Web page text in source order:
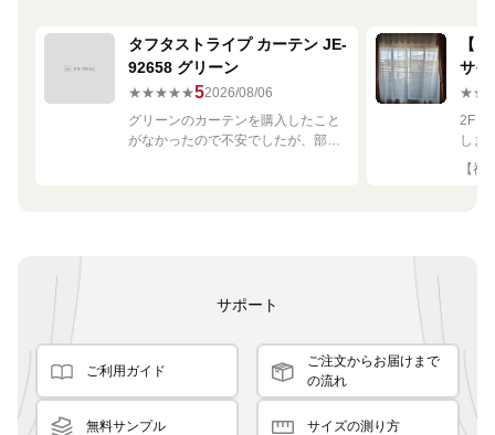
タフタストライプ カーテン JE-
92658 グリーン
★★★★★52026/08/06
グリーンのカーテンを購入したこと
がなかったので不安でしたが、部屋
【
サイ
2Fリ
しま
し
で
【神
サポート
ご利用ガイド
ご注文からお届けまで
の流れ
無料サンプル サイズの測り方